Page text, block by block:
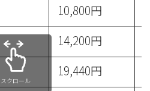
10,800円
14,200円
19,440円
スクロール